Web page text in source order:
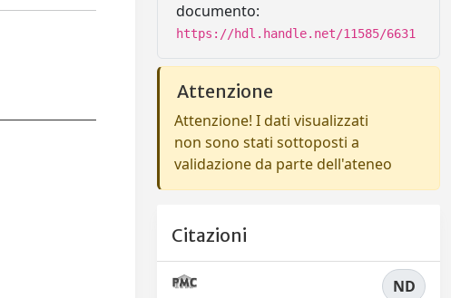
documento:
https://hdl.handle.net/11585/6631
Attenzione
Attenzione! I dati visualizzati
non sono stati sottoposti a
validazione da parte dell'ateneo
Citazioni
ND